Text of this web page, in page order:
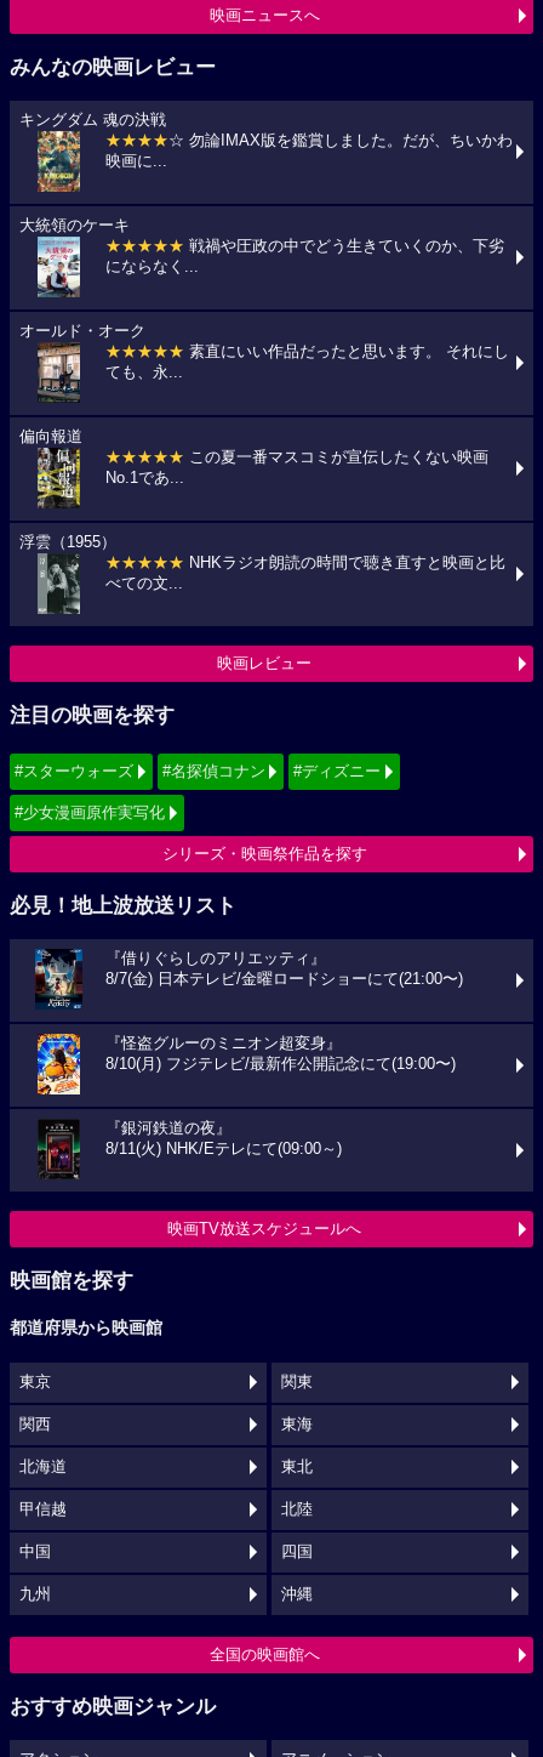
映画ニュースへ
みんなの映画レビュー
キングダム 魂の決戦
★★★★☆ 勿論IMAX版を鑑賞しました。だが、ちいかわ
映画に...
大統領のケーキ
★★★★★ 戦禍や圧政の中でどう生きていくのか、下劣
にならなく...
オールド・オーク
★★★★★ 素直にいい作品だったと思います。 それにし
ても、永...
偏向報道
★★★★★ この夏一番マスコミが宣伝したくない映画
No.1であ...
浮雲（1955）
★★★★★ NHKラジオ朗読の時間で聴き直すと映画と比
べての文...
映画レビュー
注目の映画を探す
#スターウォーズ #名探偵コナン #ディズニー
#少女漫画原作実写化
シリーズ・映画祭作品を探す
必見！地上波放送リスト
『借りぐらしのアリエッティ』
8/7(金) 日本テレビ/金曜ロードショーにて(21:00〜)
『怪盗グルーのミニオン超変身』
8/10(月) フジテレビ/最新作公開記念にて(19:00〜)
『銀河鉄道の夜』
8/11(火) NHK/Eテレにて(09:00～)
映画TV放送スケジュールへ
映画館を探す
都道府県から映画館
東京 関東
関西 東海
北海道 東北
甲信越 北陸
中国 四国
九州 沖縄
全国の映画館へ
おすすめ映画ジャンル